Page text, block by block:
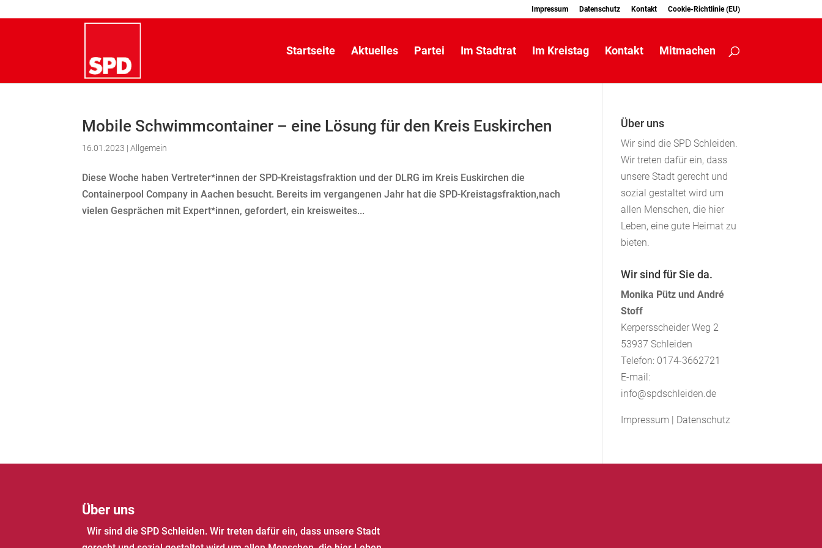
Impressum Datenschutz Kontakt Cookie-Richtlinie (EU)
Startseite Aktuelles Partei Im Stadtrat Im Kreistag Kontakt Mitmachen
Mobile Schwimmcontainer – eine Lösung für den Kreis Euskirchen
16.01.2023 |Allgemein
Diese Woche haben Vertreter*innen der SPD-Kreistagsfraktion und der DLRG im Kreis Euskirchen die
Containerpool Company in Aachen besucht. Bereits im vergangenen Jahr hat die SPD-Kreistagsfraktion,nach
vielen Gesprächen mit Expert*innen, gefordert, ein kreisweites...
Über uns
Wir sind die SPD Schleiden.
Wir treten dafür ein, dass
unsere Stadt gerecht und
sozial gestaltet wird um
allen Menschen, die hier
Leben, eine gute Heimat zu
bieten.
Wir sind für Sie da.
Monika Pütz und André
Stoff
Kerpersscheider Weg 2
53937 Schleiden
Telefon: 0174-3662721
E-mail:
info@spdschleiden.de
Impressum | Datenschutz
Über uns
Wir sind die SPD Schleiden. Wir treten dafür ein, dass unsere Stadt